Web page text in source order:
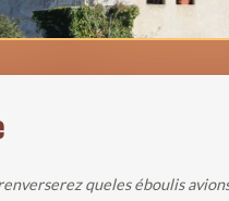
queles éboulis